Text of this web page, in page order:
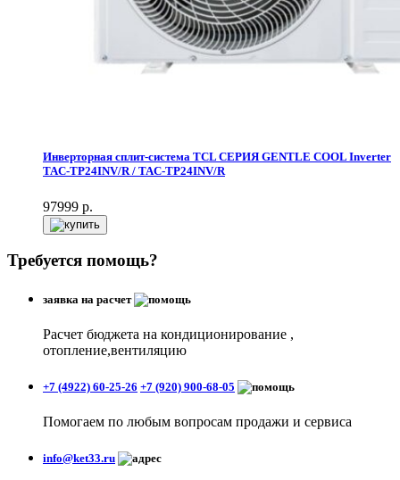
Инверторная сплит-система TCL СЕРИЯ GENTLE COOL Inverter
TAC-TP24INV/R / TAC-TP24INV/R
97999 р.
Требуется помощь?
заявка на расчет
Расчет бюджета на кондиционирование ,
отопление,вентиляцию
+7 (4922) 60-25-26 +7 (920) 900-68-05
Помогаем по любым вопросам продажи и сервиса
info@ket33.ru